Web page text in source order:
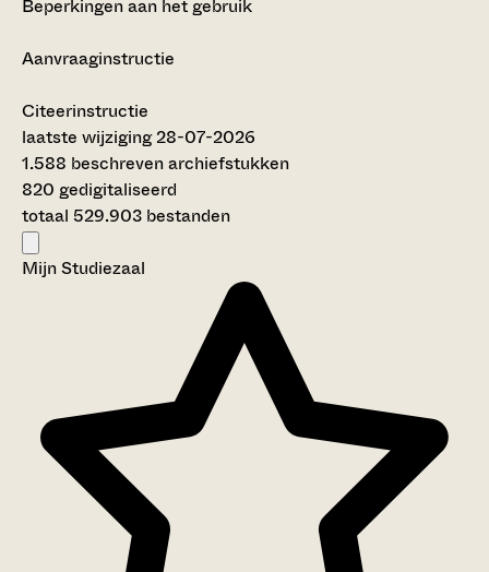
Beperkingen aan het gebruik
Aanvraaginstructie
Citeerinstructie
laatste wijziging 28-07-2026
1.588 beschreven archiefstukken
820 gedigitaliseerd
totaal 529.903 bestanden
Mijn Studiezaal